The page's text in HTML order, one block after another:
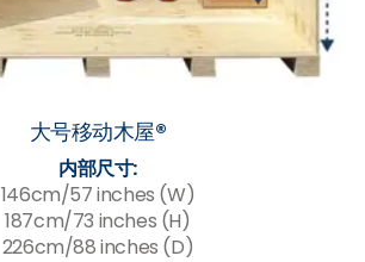
大号移动木屋®
内部尺寸:
146cm/57 inches (W)
187cm/73 inches (H)
226cm/88 inches (D)